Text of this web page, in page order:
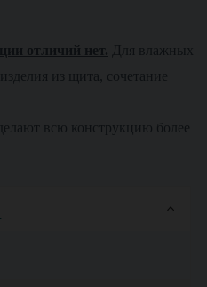
отличий нет. Для влажных
из щита, сочетание
всю конструкцию более